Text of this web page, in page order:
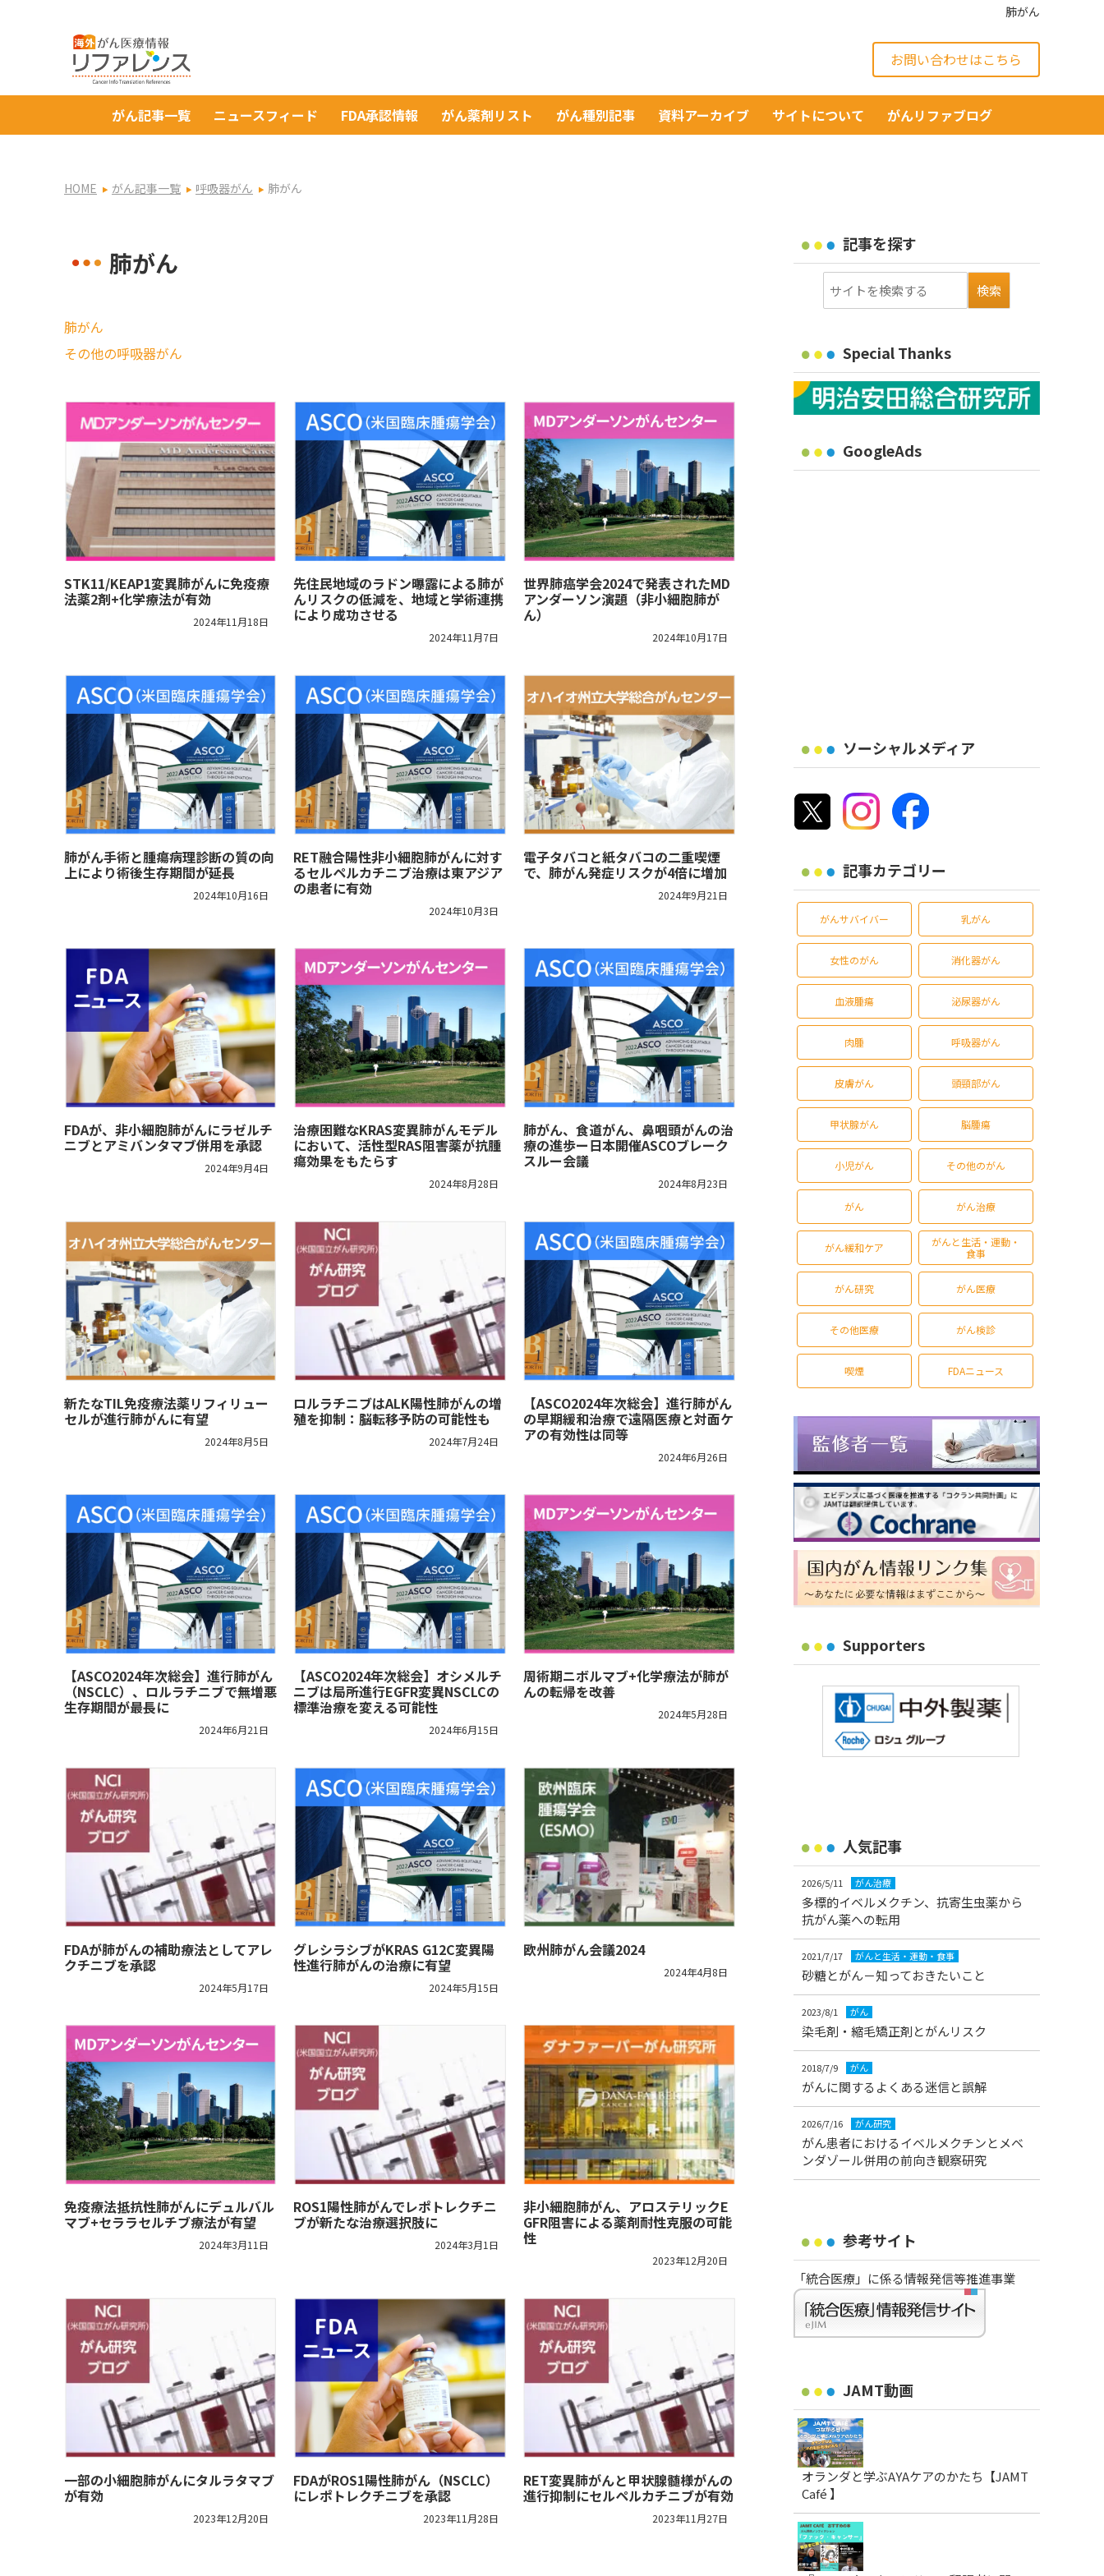
肺がん
お問い合わせはこちら
がん記事一覧 ニュースフィード FDA承認情報 がん薬剤リスト がん種別記事 資料アーカイブ サイトについて がんリファブログ
HOME がん記事一覧 呼吸器がん 肺がん
肺がん
肺がん
その他の呼吸器がん
STK11/KEAP1変異肺がんに免疫療
法薬2剤+化学療法が有効
2024年11月18日
先住民地域のラドン曝露による肺が
んリスクの低減を、地域と学術連携
により成功させる
2024年11月7日
世界肺癌学会2024で発表されたMD
アンダーソン演題（非小細胞肺が
ん）
2024年10月17日
肺がん手術と腫瘍病理診断の質の向
上により術後生存期間が延長
2024年10月16日
RET融合陽性非小細胞肺がんに対す
るセルペルカチニブ治療は東アジア
の患者に有効
2024年10月3日
電子タバコと紙タバコの二重喫煙
で、肺がん発症リスクが4倍に増加
2024年9月21日
FDAが、非小細胞肺がんにラゼルチ
ニブとアミバンタマブ併用を承認
2024年9月4日
治療困難なKRAS変異肺がんモデル
において、活性型RAS阻害薬が抗腫
瘍効果をもたらす
2024年8月28日
肺がん、食道がん、鼻咽頭がんの治
療の進歩ー日本開催ASCOブレーク
スルー会議
2024年8月23日
新たなTIL免疫療法薬リフィリュー
セルが進行肺がんに有望
2024年8月5日
ロルラチニブはALK陽性肺がんの増
殖を抑制：脳転移予防の可能性も
2024年7月24日
【ASCO2024年次総会】進行肺がん
の早期緩和治療で遠隔医療と対面ケ
アの有効性は同等
2024年6月26日
【ASCO2024年次総会】進行肺がん
（NSCLC）、ロルラチニブで無増悪
生存期間が最長に
2024年6月21日
【ASCO2024年次総会】オシメルチ
ニブは局所進行EGFR変異NSCLCの
標準治療を変える可能性
2024年6月15日
周術期ニボルマブ+化学療法が肺が
んの転帰を改善
2024年5月28日
FDAが肺がんの補助療法としてアレ
クチニブを承認
2024年5月17日
グレシラシブがKRAS G12C変異陽
性進行肺がんの治療に有望
2024年5月15日
欧州肺がん会議2024
2024年4月8日
免疫療法抵抗性肺がんにデュルバル
マブ+セララセルチブ療法が有望
2024年3月11日
ROS1陽性肺がんでレポトレクチニ
ブが新たな治療選択肢に
2024年3月1日
非小細胞肺がん、アロステリックE
GFR阻害による薬剤耐性克服の可能
性
2023年12月20日
一部の小細胞肺がんにタルラタマブ
が有効
2023年12月20日
FDAがROS1陽性肺がん（NSCLC）
にレポトレクチニブを承認
2023年11月28日
RET変異肺がんと甲状腺髄様がんの
進行抑制にセルペルカチニブが有効
2023年11月27日
記事を探す
Special Thanks
GoogleAds
ソーシャルメディア
記事カテゴリー
がんサバイバー 乳がん
女性のがん 消化器がん
血液腫瘍 泌尿器がん
肉腫 呼吸器がん
皮膚がん 頭頸部がん
甲状腺がん 脳腫瘍
小児がん その他のがん
がん がん治療
がん緩和ケア
がんと生活・運動・
食事
がん研究 がん医療
その他医療 がん検診
喫煙 FDAニュース
Supporters
人気記事
2026/5/11 がん治療
多標的イベルメクチン、抗寄生虫薬から
抗がん薬への転用
2021/7/17 がんと生活・運動・食事
砂糖とがん－知っておきたいこと
2023/8/1 がん
染毛剤・縮毛矯正剤とがんリスク
2018/7/9 がん
がんに関するよくある迷信と誤解
2026/7/16 がん研究
がん患者におけるイベルメクチンとメベ
ンダゾール併用の前向き観察研究
参考サイト
「統合医療」に係る情報発信等推進事業
JAMT動画
オランダと学ぶAYAケアのかたち【JAMT
Café 】